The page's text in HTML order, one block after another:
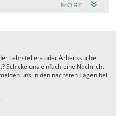
MORE
Lehrstellen- oder Arbeitssuche
Schicke uns einfach eine Nachricht
uns in den nächsten Tagen bei